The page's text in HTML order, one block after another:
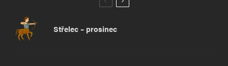
Střelec – prosinec